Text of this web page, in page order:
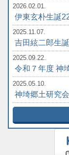
2026.02.01.
伊東玄朴生誕
2025.11.07.
吉田絃二郎生
2025.09.22.
令和７年度 神
2025.05.10.
神埼郷土研究